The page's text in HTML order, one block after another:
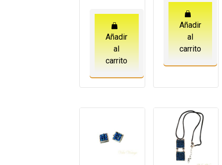
Añadir
al
carrito
Añadir
al
carrito